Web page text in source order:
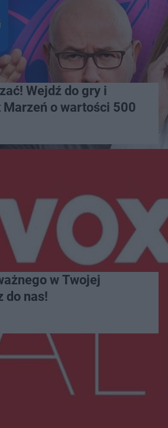
Wejdź do gry i
o wartości 500
w Twojej
do nas!
Więcej